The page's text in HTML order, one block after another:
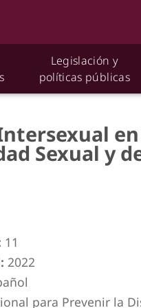
Legislación y
políticas públicas
Sexual y
11
2022
para Prevenir la